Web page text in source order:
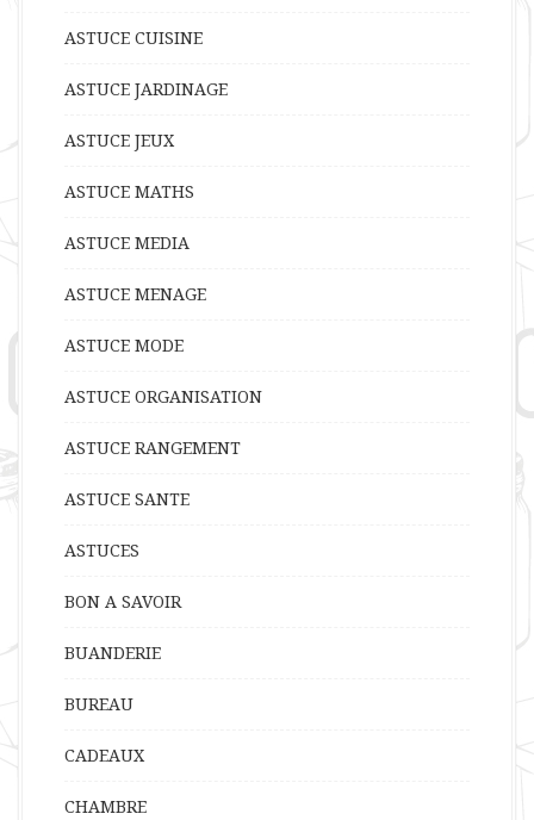
ASTUCE CUISINE
ASTUCE JARDINAGE
ASTUCE JEUX
ASTUCE MATHS
ASTUCE MEDIA
ASTUCE MENAGE
ASTUCE MODE
ASTUCE ORGANISATION
ASTUCE RANGEMENT
ASTUCE SANTE
ASTUCES
BON A SAVOIR
BUANDERIE
BUREAU
CADEAUX
CHAMBRE